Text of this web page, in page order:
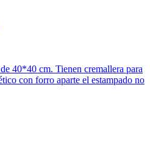
40*40 cm. Tienen cremallera para
con forro aparte el estampado no